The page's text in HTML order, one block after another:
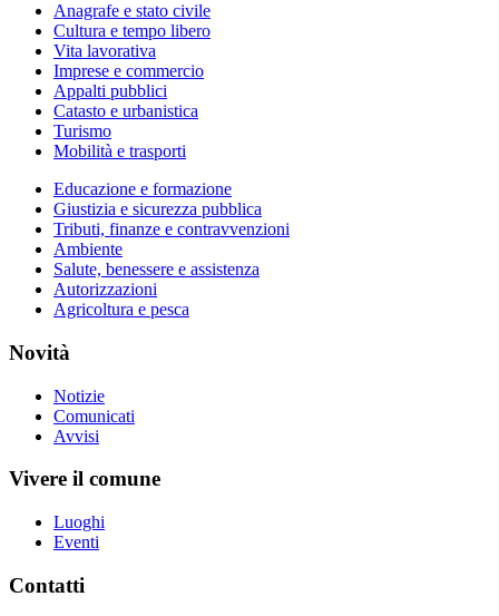
Anagrafe e stato civile
Cultura e tempo libero
Vita lavorativa
Imprese e commercio
Appalti pubblici
Catasto e urbanistica
Turismo
Mobilità e trasporti
Educazione e formazione
Giustizia e sicurezza pubblica
Tributi, finanze e contravvenzioni
Ambiente
Salute, benessere e assistenza
Autorizzazioni
Agricoltura e pesca
Novità
Notizie
Comunicati
Avvisi
Vivere il comune
Luoghi
Eventi
Contatti